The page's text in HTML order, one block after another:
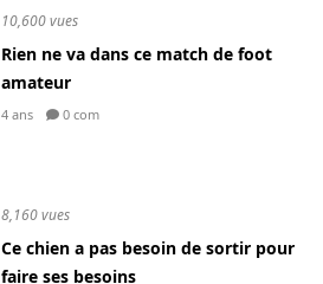
10,600 vues
Rien ne va dans ce match de foot
amateur
4 ans 0 com
8,160 vues
Ce chien a pas besoin de sortir pour
faire ses besoins